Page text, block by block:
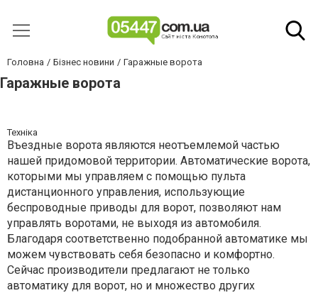
Головна Бізнес новини Гаражные ворота
Гаражные ворота
Техніка
Въездные ворота являются неотъемлемой частью
нашей придомовой территории. Автоматические ворота,
которыми мы управляем с помощью пульта
дистанционного управления, использующие
беспроводные приводы для ворот, позволяют нам
управлять воротами, не выходя из автомобиля.
Благодаря соответственно подобранной автоматике мы
можем чувствовать себя безопасно и комфортно.
Сейчас производители предлагают не только
автоматику для ворот, но и множество других